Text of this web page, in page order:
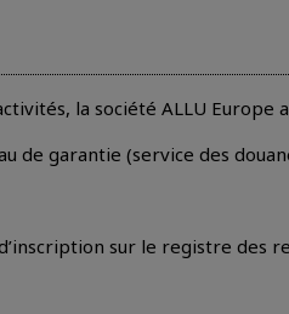
la société ALLU Europe
de garantie (service des
sur le registre des